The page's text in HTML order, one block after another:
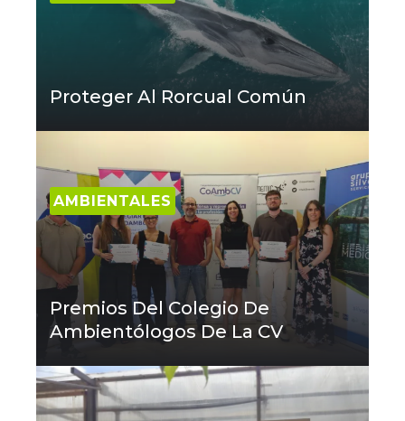
Proteger Al Rorcual Común
AMBIENTALES
Premios Del Colegio De
Ambientólogos De La CV